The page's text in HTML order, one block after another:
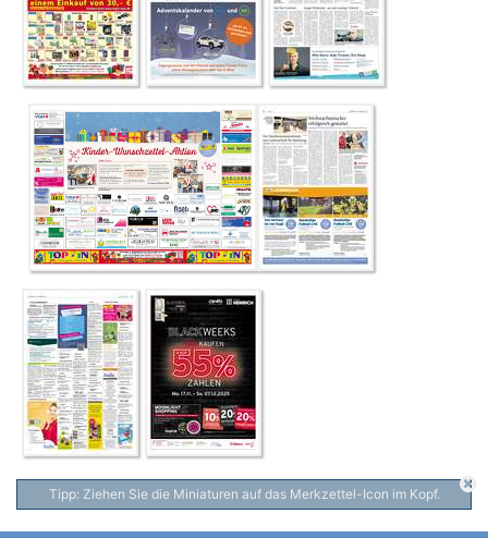
Tipp: Ziehen Sie die Miniaturen auf das Merkzettel-Icon im Kopf.